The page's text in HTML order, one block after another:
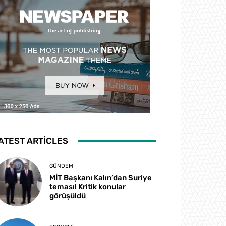
ARTICLES
GÜNDEM
MİT Başkanı Kalın’dan Suriye
teması! Kritik konular
görüşüldü